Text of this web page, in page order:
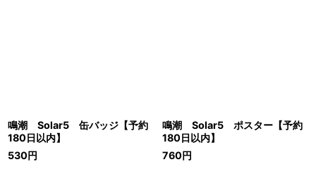
鳴潮 Solar5 缶バッジ【予約
180日以内】
530円
鳴潮 Solar5 ポスター【予約
180日以内】
760円